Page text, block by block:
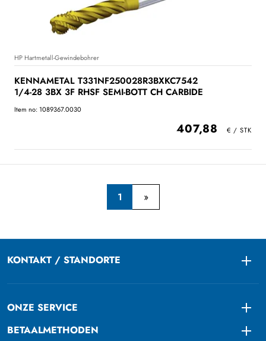
HP Hartmetall-Gewindebohrer
KENNAMETAL T331NF250028R3BXKC7542
1/4-28 3BX 3F RHSF SEMI-BOTT CH CARBIDE
Item no: 1089367.0030
407,88
1
KONTAKT / STANDORTE
ONZE SERVICE
BETAALMETHODEN